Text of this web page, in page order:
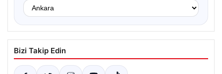
Bizi Takip Edin